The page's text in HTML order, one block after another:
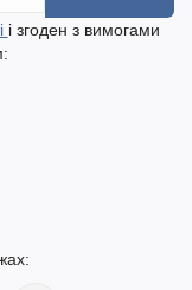
і згоден з вимогами